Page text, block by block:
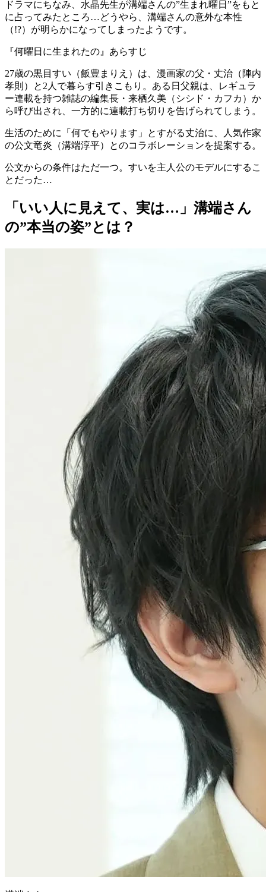
ドラマにちなみ、水晶先生が溝端さんの”生まれ曜日”をもと
に占ってみたところ…どうやら、 溝端さんの意外な本性
（!?）が明らかになってしまったようです。
『何曜日に生まれたの』あらすじ
27歳の黒目すい（飯豊まりえ）は、漫画家の父・丈治（陣内
孝則）と2人で暮らす引きこもり。ある日父親は、レギュラ
ー連載を持つ雑誌の編集長・来栖久美（シシド・カフカ）か
ら呼び出され、一方的に連載打ち切りを告げられてしまう。
生活のために「何でもやります」とすがる丈治に、人気作家
の公文竜炎（溝端淳平）とのコラボレーションを提案する。
公文からの条件はただ一つ。すいを主人公のモデルにするこ
とだった…
「いい人に見えて、実は…」溝端さん
の”本当の姿”とは？